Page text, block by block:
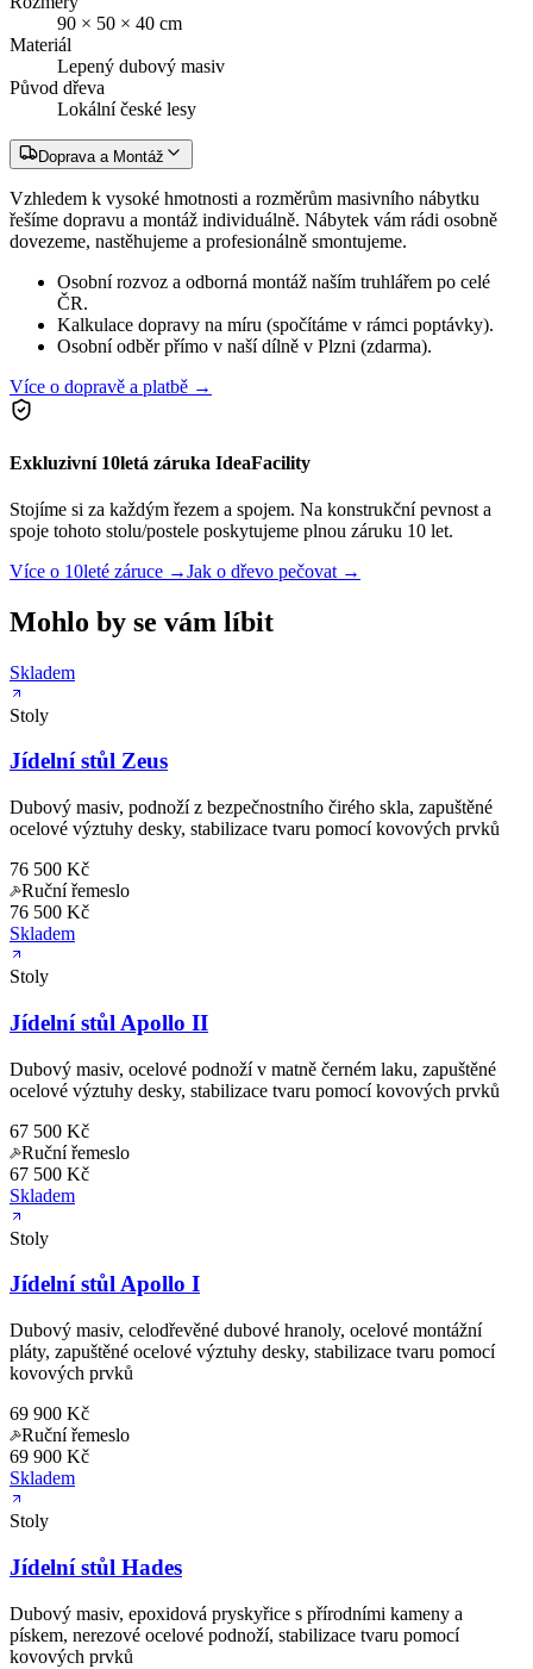
90 × 50 × 40 cm
Materiál
Lepený dubový masiv
Původ dřeva
Lokální české lesy
Doprava a Montáž
Vzhledem k vysoké hmotnosti a rozměrům masivního nábytku
řešíme dopravu a montáž individuálně. Nábytek vám rádi osobně
dovezeme, nastěhujeme a profesionálně smontujeme.
Osobní rozvoz a odborná montáž naším truhlářem po celé
ČR.
Kalkulace dopravy na míru (spočítáme v rámci poptávky).
Osobní odběr přímo v naší dílně v Plzni (zdarma).
Více o dopravě a platbě →
Exkluzivní 10letá záruka IdeaFacility
Stojíme si za každým řezem a spojem. Na konstrukční pevnost a
spoje tohoto stolu/postele poskytujeme plnou záruku 10 let.
Více o 10leté záruce →Jak o dřevo pečovat →
Mohlo by se vám líbit
Skladem
Stoly
Jídelní stůl Zeus
Dubový masiv, podnoží z bezpečnostního čirého skla, zapuštěné
ocelové výztuhy desky, stabilizace tvaru pomocí kovových prvků
76 500 Kč
Ruční řemeslo
76 500 Kč
Skladem
Stoly
Jídelní stůl Apollo II
Dubový masiv, ocelové podnoží v matně černém laku, zapuštěné
ocelové výztuhy desky, stabilizace tvaru pomocí kovových prvků
67 500 Kč
Ruční řemeslo
67 500 Kč
Skladem
Stoly
Jídelní stůl Apollo I
Dubový masiv, celodřevěné dubové hranoly, ocelové montážní
pláty, zapuštěné ocelové výztuhy desky, stabilizace tvaru pomocí
kovových prvků
69 900 Kč
Ruční řemeslo
69 900 Kč
Skladem
Stoly
Jídelní stůl Hades
Dubový masiv, epoxidová pryskyřice s přírodními kameny a
pískem, nerezové ocelové podnoží, stabilizace tvaru pomocí
kovových prvků